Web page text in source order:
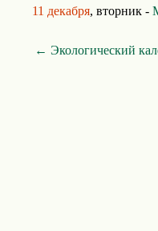
11 декабря, вторник -
← Экологический